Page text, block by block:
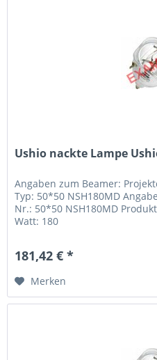
Ushio nackte Lampe
Angaben zum Beamer:
Typ: 50*50 NSH180MD
Nr.: 50*50 NSH180MD
Watt: 180
181,42 € *
Merken